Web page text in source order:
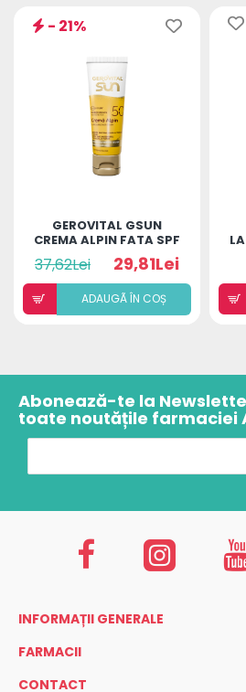
- 21%
GEROVITAL GSUN
CREMA ALPIN FATA SPF
50 30ML
37,62Lei 29,81Lei
ADAUGÃ ÎN COȘ
Abonează-te la
toate noutățile farmaciei
INFORMAȚII GENERALE
FARMACII
CONTACT